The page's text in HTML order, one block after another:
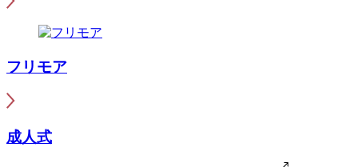
フリモア
成人式